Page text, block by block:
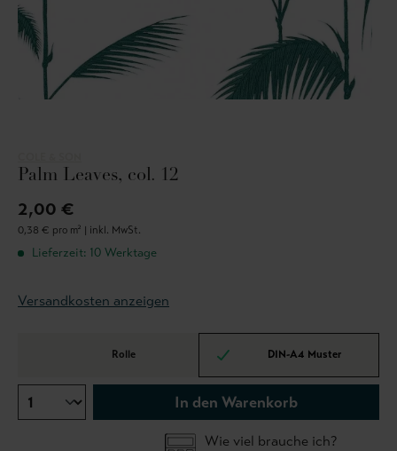
Palm Leaves, col. 12
2,00 €
0,38 € pro m² | inkl. MwSt.
Lieferzeit: 10 Werktage
Versandkosten anzeigen
Rolle DIN-A4 Muster
In den Warenkorb
Wie viel brauche ich?